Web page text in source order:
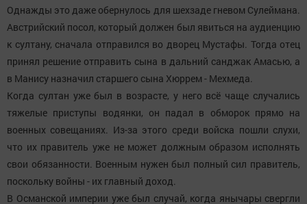
Однажды это даже обернулось для шехзаде гневом Сулеймана.
Австрийский посол, который должен был явиться на аудиенцию
к султану, сначала отправился во дворец Мустафы. Тогда отец
принял решение отправить сына в дальний санджак Амасью, а
в Манису назначил старшего сына Хюррем - Мехмеда.
Когда султан уже был в возрасте, у него всё чаще случались
тяжелые приступы водянки, он падал в обморок прямо на
военных совещаниях. Из-за этого среди войска пошли слухи,
что их правитель уже не может должным образом исполнять
свои обязанности. Военным нужен был полный сил правитель,
поскольку войны - их главный доход.
В Османской империи уже был случай, когда янычары свергли